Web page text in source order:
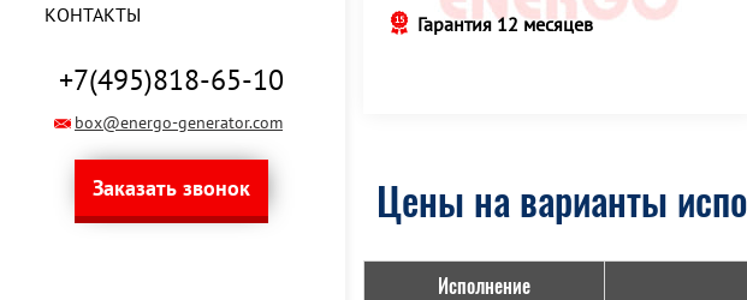
КОНТАКТЫ
+7(495)818-65-10
box@energo-generator.com
Заказать звонок
Гарантия 12 месяцев
Цены на варианты
Исполнение